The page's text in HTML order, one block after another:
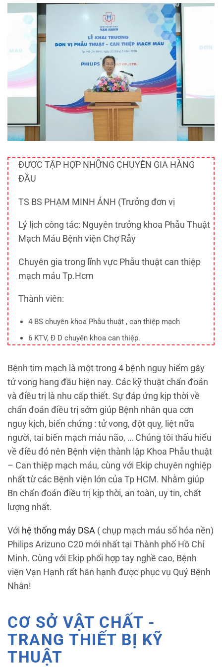
ĐƯƠC TẬP HỢP NHỮNG CHUYÊN GIA HÀNG
ĐẦU
TS BS PHẠM MINH ÁNH (Trưởng đơn vị
Lý lịch công tác: Nguyên trưởng khoa Phẫu Thuật
Mạch Máu Bệnh viện Chợ Rẫy
Chuyên gia trong lĩnh vực Phẫu thuật can thiệp
mạch máu Tp.Hcm
Thành viên:
4 BS chuyên khoa Phẫu thuật , can thiệp mạch
6 KTV, Đ D chuyên khoa can thiệp.
Bệnh tim mạch là một trong 4 bệnh nguy hiểm gây
tử vong hang đầu hiện nay. Các kỹ thuật chẩn đoán
và điều trị là nhu cấp thiết. Sự đáp ứng kịp thời về
chẩn đoán điều trị sớm giúp Bệnh nhân qua cơn
nguy kịch, biến chứng : tử vong, đột quỵ, liệt nữa
người, tai biến mạch máu não, … Chúng tôi thấu hiểu
về điều đó nên Bệnh viện thành lập Khoa Phẫu thuật
– Can thiệp mạch máu, cùng với Ekip chuyên nghiệp
nhất từ các Bệnh viện lớn của Tp HCM. Nhằm giúp
Bn chẩn đoán điều trị kịp thời, an toàn, uy tin, chất
lượng nhất.
Với hệ thống máy DSA ( chụp mạch máu số hóa nền)
Philips Arizuno C20 mới nhất tại Thành phố Hồ Chí
Minh. Cùng với Ekip phối hợp tay nghề cao, Bệnh
viện Vạn Hạnh rất hân hạnh được phục vụ Quý Bệnh
Nhân!
CƠ SỞ VẬT CHẤT -
TRANG THIẾT BỊ KỸ
THUẬT